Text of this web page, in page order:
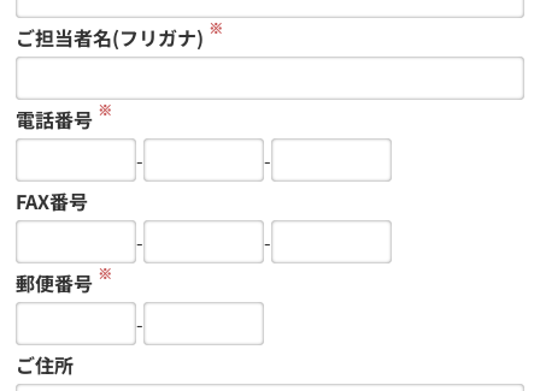
ご担当者名(フリガナ) ※
電話番号 ※
-
-
FAX番号
-
-
郵便番号 ※
-
ご住所